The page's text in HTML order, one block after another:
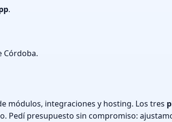
.
Córdoba.
módulos, integraciones y hosting. Los tres
Pedí presupuesto sin compromiso: